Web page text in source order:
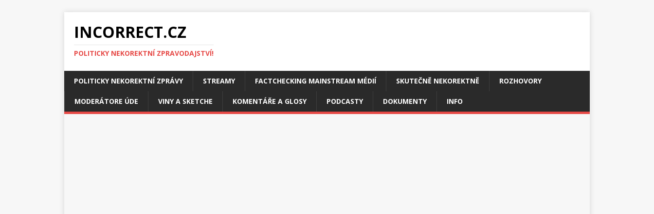
INCORRECT.CZ
POLITICKY NEKOREKTNÍ ZPRAVODAJSTVÍ!
POLITICKY NEKOREKTNÍ ZPRÁVY STREAMY FACTCHECKING MAINSTREAM MÉDIÍ SKUTEČNĚ NEKOREKTNĚ ROZHOVORY
MODERÁTORE ÚDE VINY A SKETCHE KOMENTÁŘE A GLOSY PODCASTY DOKUMENTY INFO